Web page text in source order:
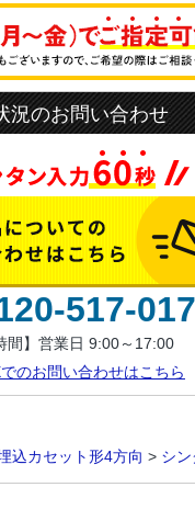
況のお問い合わせ
517-017
間】営業日 9:00～17:00
のお問い合わせはこちら
込カセット形4方向 > シ